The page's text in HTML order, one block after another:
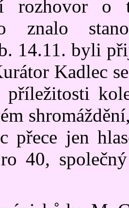
rozhovor o
znalo
14.11. byli
Kadlec
přece jen
40,